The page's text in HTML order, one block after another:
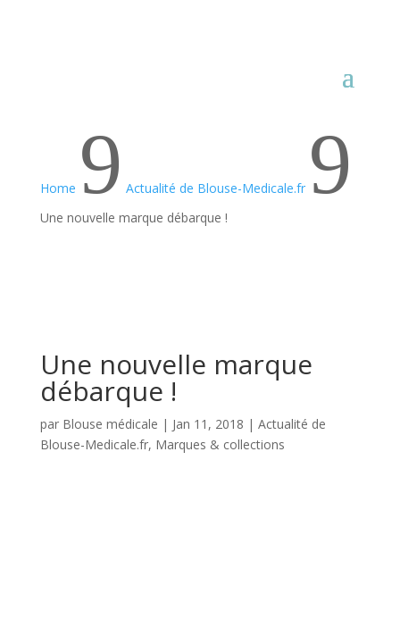
Home 9 Actualité de Blouse-Medicale.fr 9
Une nouvelle marque débarque !
Une nouvelle marque
débarque !
par Blouse médicale | Jan 11, 2018 | Actualité de
Blouse-Medicale.fr, Marques & collections